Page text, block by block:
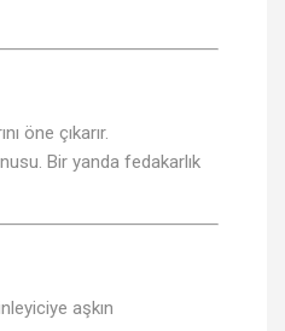
öne çıkarır.
Bir yanda fedakarlık
aşkın